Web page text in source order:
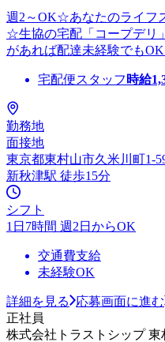
週2～OK☆あなたのライフ
☆生協の宅配「コープデリ
があれば配達未経験でも
宅配便スタッフ 時給
勤務地
面接地
東京都東村山市久米川町1-
新秋津駅 徒歩15分
シフト
1日7時間 週2日からOK
交通費支給
未経験OK
詳細を見る
応募画面に進む
正社員
株式会社トラストシップ